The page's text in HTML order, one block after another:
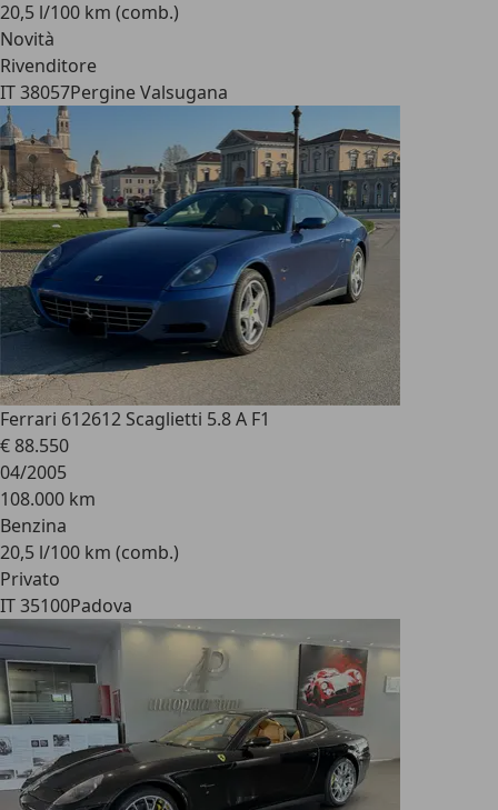
20,5 l/100 km (comb.)
Novità
Rivenditore
IT 38057Pergine Valsugana
Ferrari 612612 Scaglietti 5.8 A F1
€ 88.550
04/2005
108.000 km
Benzina
20,5 l/100 km (comb.)
Privato
IT 35100Padova